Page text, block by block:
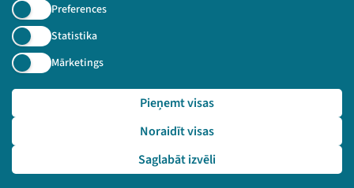
Preferences
Statistika
Mārketings
Saglabāt izvēli
Noraidīt visas
Pieņemt visas
Nepalaid garām aktuālāko informāciju!
Pieteikties
🔗 https://festivalslampa.lv/lv/video-arhivs/2764?sp
eaker=Rolands%20P%C5%ABli%C5%86%C5%A1&speaker_id=637